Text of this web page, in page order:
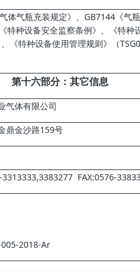
体气瓶充装规定》、GB7144《气
特种设备安全监察条例》、《特种
《特种设备使用管理规则》（
第十六部分：其它信息
气体有限公司
鼎金沙路159号
3313333,3383277 FAX:0576-
2018-Ar